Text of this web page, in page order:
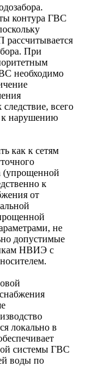
контура ГВС
При
необходимо
всего
нарушению
как к сетям
(упрощенной
к
от
не
допустимые
НВИЭ с
локально в
системы ГВС
воды по